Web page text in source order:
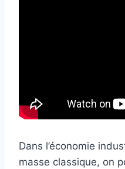
Dans l’économie
masse classique, on